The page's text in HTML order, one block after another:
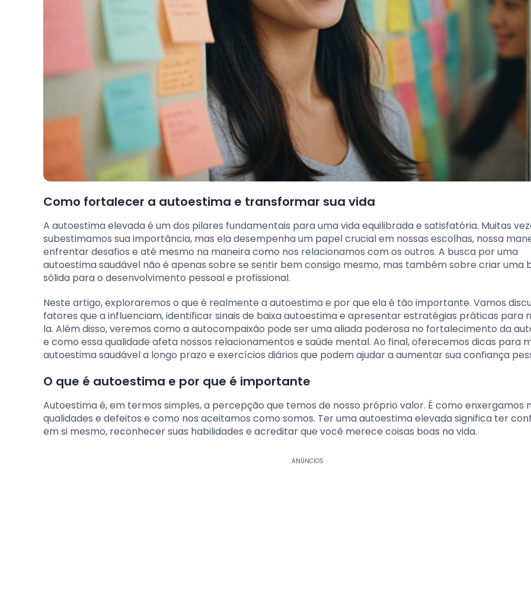
Como fortalecer a autoestima e transformar sua vida
A autoestima elevada é um dos pilares fundamentais para uma vida equilibrada e satisfatória. Muitas
subestimamos sua importância, mas ela desempenha um papel crucial em nossas escolhas, nossa
enfrentar desafios e até mesmo na maneira como nos relacionamos com os outros. A busca por uma
autoestima saudável não é apenas sobre se sentir bem consigo mesmo, mas também sobre criar uma
sólida para o desenvolvimento pessoal e profissional.
Neste artigo, exploraremos o que é realmente a autoestima e por que ela é tão importante. Vamos
fatores que a influenciam, identificar sinais de baixa autoestima e apresentar estratégias práticas para
la. Além disso, veremos como a autocompaixão pode ser uma aliada poderosa no fortalecimento da
e como essa qualidade afeta nossos relacionamentos e saúde mental. Ao final, oferecemos dicas para
autoestima saudável a longo prazo e exercícios diários que podem ajudar a aumentar sua confiança
O que é autoestima e por que é importante
Autoestima é, em termos simples, a percepção que temos de nosso próprio valor. É como enxergamos
qualidades e defeitos e como nos aceitamos como somos. Ter uma autoestima elevada significa ter
em si mesmo, reconhecer suas habilidades e acreditar que você merece coisas boas na vida.
ANÚNCIOS